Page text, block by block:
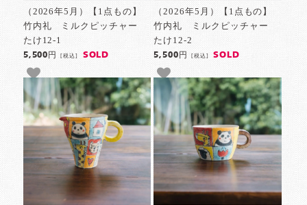
（2026年5月）【1点もの】
竹内礼 ミルクピッチャー
たけ12-1
5,500円[税込] SOLD
（2026年5月）【1点もの】
竹内礼 ミルクピッチャー
たけ12-2
5,500円 [税込] SOLD